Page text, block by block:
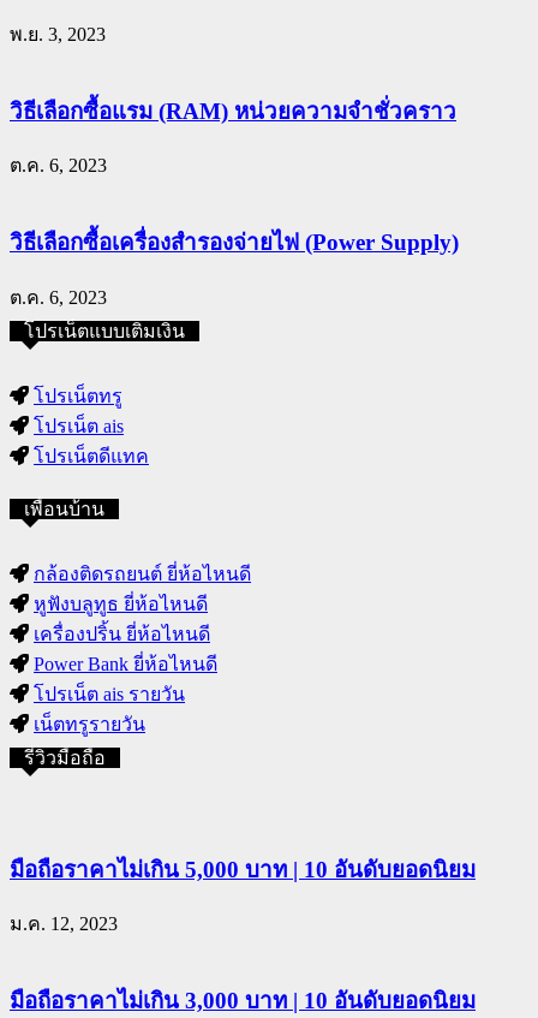
พ.ย. 3, 2023
วิธีเลือกซื้อแรม (RAM) หน่วยความจำชั่วคราว
ต.ค. 6, 2023
วิธีเลือกซื้อเครื่องสำรองจ่ายไฟ (Power Supply)
ต.ค. 6, 2023
โปรเน็ตแบบเติมเงิน
โปรเน็ตทรู
โปรเน็ต ais
โปรเน็ตดีแทค
เพื่อนบ้าน
กล้องติดรถยนต์ ยี่ห้อไหนดี
หูฟังบลูทูธ ยี่ห้อไหนดี
เครื่องปริ้น ยี่ห้อไหนดี
Power Bank ยี่ห้อไหนดี
โปรเน็ต ais รายวัน
เน็ตทรูรายวัน
รีวิวมือถือ
มือถือราคาไม่เกิน 5,000 บาท | 10 อันดับยอดนิยม
ม.ค. 12, 2023
มือถือราคาไม่เกิน 3,000 บาท | 10 อันดับยอดนิยม